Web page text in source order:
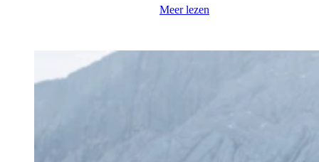
Meer lezen